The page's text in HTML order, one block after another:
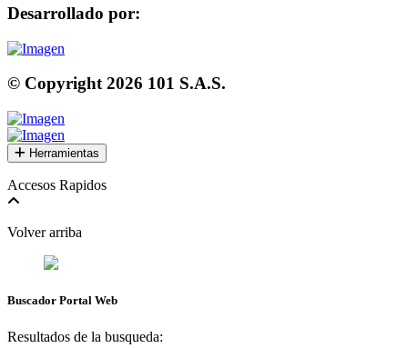
Desarrollado por:
© Copyright2026 101 S.A.S.
Herramientas
Accesos Rapidos
Volver arriba
Buscador Portal Web
Resultados de la busqueda: